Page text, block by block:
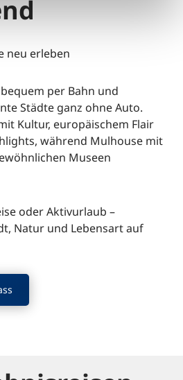
neu erleben
per Bahn und
Städte ganz ohne Auto.
Kultur, europäischem Flair
während Mulhouse mit
Museen
oder Aktivurlaub –
Natur und Lebensart auf